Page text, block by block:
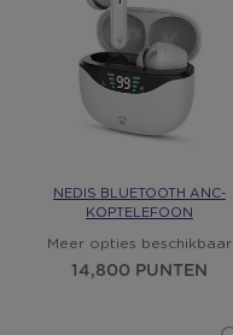
NEDIS BLUETOOTH ANC-
KOPTELEFOON
Meer opties beschikbaar
14,800 PUNTEN